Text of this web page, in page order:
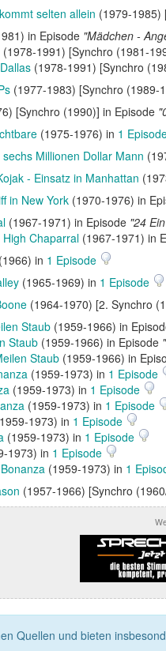
selten allein (1979-1985)
in Episode "Mädchen -
(1978-1991) [Synchro (1981-
Dallas (1978-1991) [Synchro
(1977-1983) [Synchro (1989-
[Synchro (1990)] in Episode
(1975-1976) in 1
sechs Millionen Dollar Mann
- Einsatz in Manhattan
in New York (1970-1976) in
(1967-1971) in Episode "24
High Chaparral (1967-1971) in
(1966) in 1 Episode
(1965-1969) in 1 Episode
(1964-1970) [2. Synchro
Staub (1959-1966) in
Staub (1959-1966) in Episode
Staub (1959-1966) in
(1959-1973) in 1 Episode
(1959-1973) in 1 Episode
(1959-1973) in 1 Episode
1973) in 1 Episode
(1959-1973) in 1 Episode
1973) in 1 Episode
Bonanza (1959-1973) in 1
(1957-1966) [Synchro
Quellen und bieten